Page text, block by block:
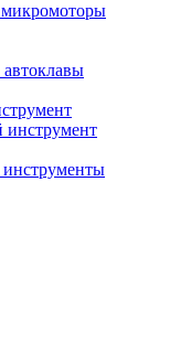
микромоторы
автоклавы
инструмент